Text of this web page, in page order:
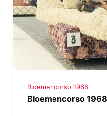
Bloemencorso 1968
Bloemencorso 1968